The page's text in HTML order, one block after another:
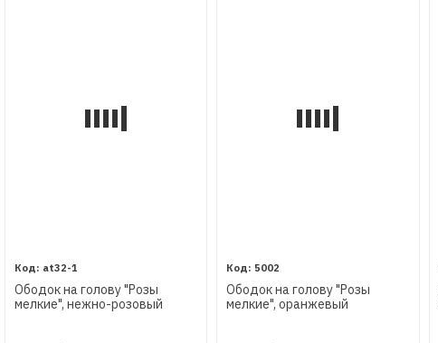
at32-1
Ободок на голову "Розы
мелкие", нежно-розовый
5002
Ободок на голову "Розы
мелкие", оранжевый